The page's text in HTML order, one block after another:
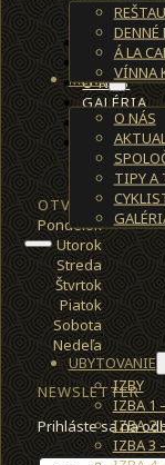
DENNÉ
Á LA
VÍNNA
MENU
O NÁS
TIPY A
UBYTOVANIE
IZBY
IZBA 1
IZBA 2
IZBA 3
O NÁS
GALÉRIA
KONTAKT
OTVÁRACIE
Pondelok
Utorok
Streda
Štvrtok
Piatok
Sobota
Nedeľa
NEWSLETTER
Prihláste sa na